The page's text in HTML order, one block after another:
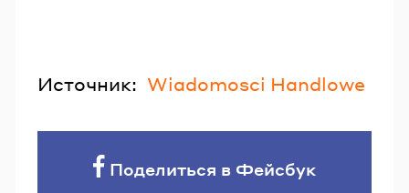
Источник: Wiadomosci Handlowe
Поделиться в Фейсбук